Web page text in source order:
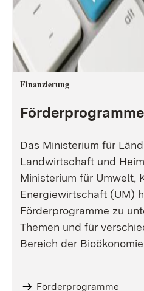
Finanzierung
Förderprogramme
Das Ministerium für
Landwirtschaft und
Ministerium für Umwelt,
Energiewirtschaft (UM)
Förderprogramme zu
Themen und für
Bereich der
Förderprogramme